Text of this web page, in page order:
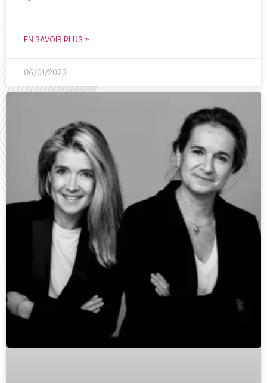
EN SAVOIR PLUS »
06/01/2023